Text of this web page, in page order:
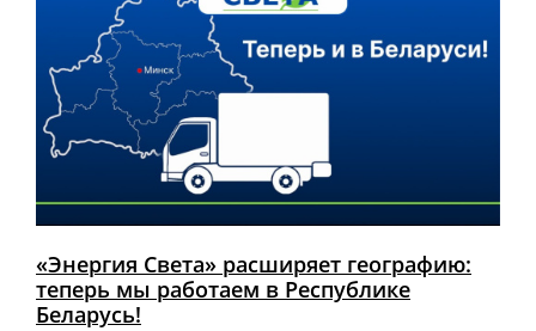
«Энергия Света» расширяет географию:
теперь мы работаем в Республике
Беларусь!